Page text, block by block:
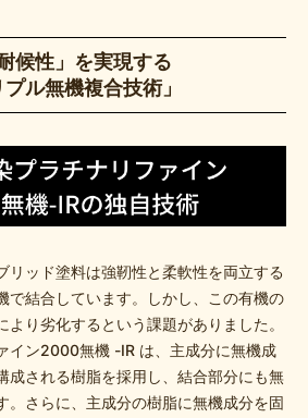
耐候性」を実現する
プル無機複合技術」
リッド塗料は強靭性と柔軟性を両立する
で結合しています。しかし、この有機の
り劣化するという課題がありました。
イン2000無機 -IR は、主成分に無機成
成される樹脂を採用し、結合部分にも無
。さらに、主成分の樹脂に無機成分を固